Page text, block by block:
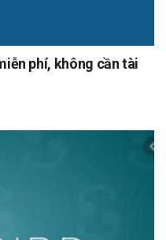
phí, không cần tài